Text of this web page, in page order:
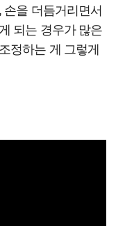
을 더듬거리면서
되는 경우가 많은
정하는 게 그렇게